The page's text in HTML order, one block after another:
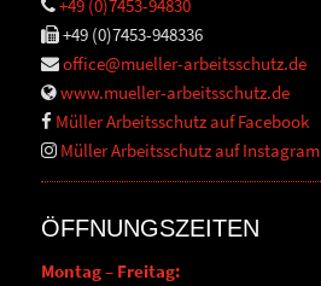
+49 (0)7453-94830
+49 (0)7453-948336
office@mueller-arbeitsschutz.de
www.mueller-arbeitsschutz.de
Müller Arbeitsschutz auf Facebook
Müller Arbeitsschutz auf Instagram
ÖFFNUNGSZEITEN
Montag – Freitag: